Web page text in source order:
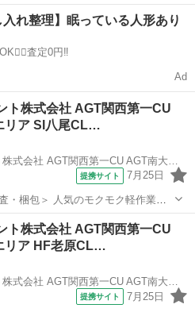
・水曜・金曜】八尾～奈良～大東
業務です。 ※リフト積み・リフト降
入れ整理】眠っている人形あり
査定0円‼️
Ad
ト株式会社 AGT関西第一CU
リア SI八尾CL…
UTエージェント株式会社 AGT関西第一CU AGT南大阪エリア SI八尾CL 《JQOW1C》
提携サイト 7月25日
クモク軽作業☆
も大丈夫！ 丁寧な研修と指導で安
ト株式会社 AGT関西第一CU
リア HF老原CL…
UTエージェント株式会社 AGT関西第一CU AGT南大阪エリア HF老原CL 《JARG1-PC》
提携サイト 7月25日